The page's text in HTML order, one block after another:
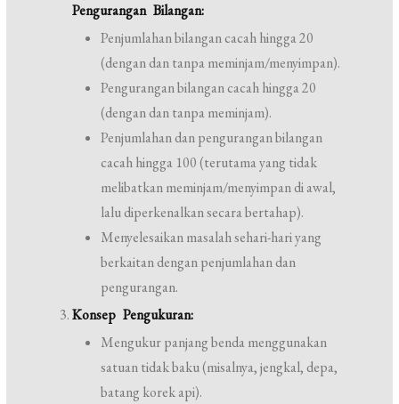
Pengurangan Bilangan:
Penjumlahan bilangan cacah hingga 20
(dengan dan tanpa meminjam/menyimpan).
Pengurangan bilangan cacah hingga 20
(dengan dan tanpa meminjam).
Penjumlahan dan pengurangan bilangan
cacah hingga 100 (terutama yang tidak
melibatkan meminjam/menyimpan di awal,
lalu diperkenalkan secara bertahap).
Menyelesaikan masalah sehari-hari yang
berkaitan dengan penjumlahan dan
pengurangan.
Konsep Pengukuran:
Mengukur panjang benda menggunakan
satuan tidak baku (misalnya, jengkal, depa,
batang korek api).